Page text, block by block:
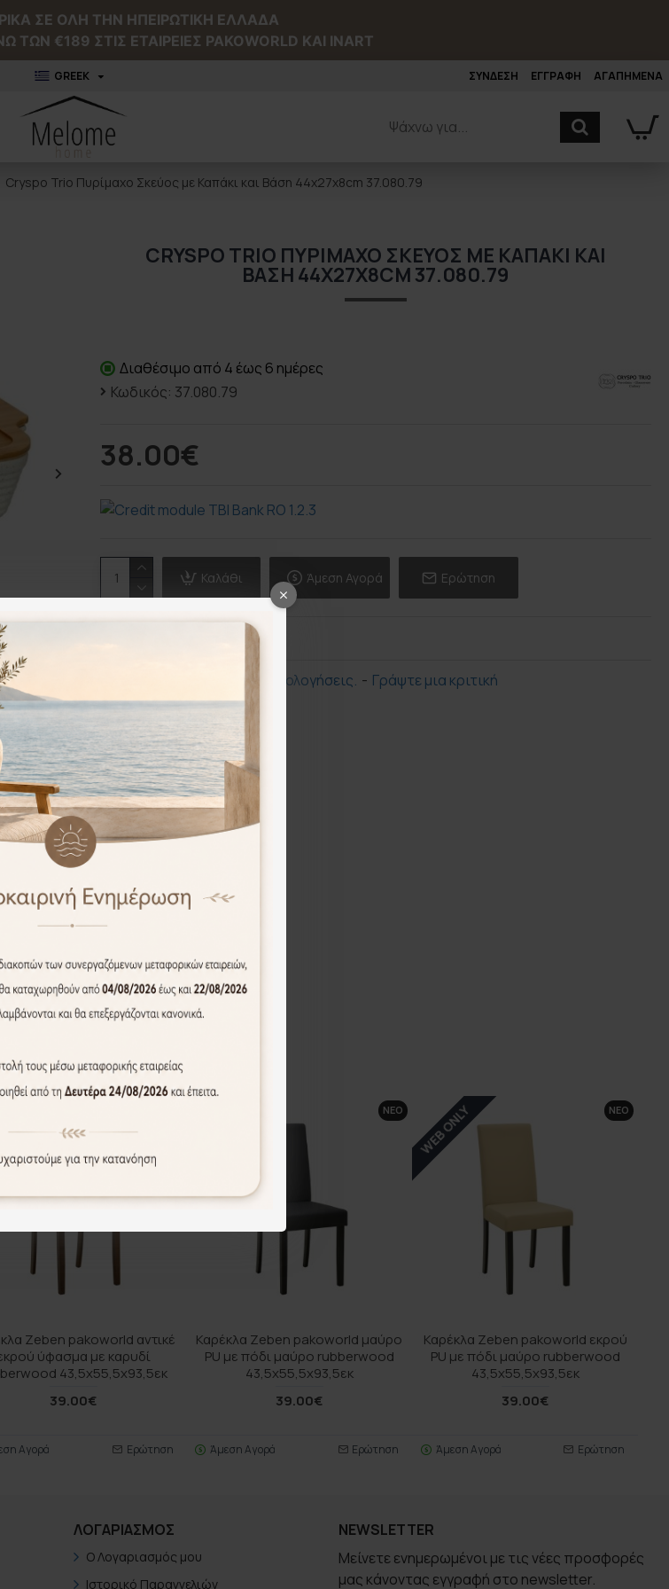
ΣΕ ΟΛΗ ΤΗΝ ΗΠΕΙΡΩΤΙΚΗ ΕΛΛΑΔΑ
ΤΩΝ €189 ΣΤΙΣ ΕΤΑΙΡΕΙΕΣ PAKOWORLD ΚΑΙ INART
GREEK ΣΥΝΔΕΣΗ ΕΓΓΡΑΦΗ ΑΓΑΠΗΜΕΝΑ
Cryspo Trio Πυρίμαχο Σκεύος με Καπάκι και Βάση 44x27x8cm 37.080.79
CRYSPO TRIO ΠΥΡΊΜΑΧΟ ΣΚΕΎΟΣ ΜΕ ΚΑΠΆΚΙ ΚΑΙ
ΒΆΣΗ 44X27X8CM 37.080.79
Διαθέσιμο από 4 έως 6 ημέρες
Κωδικός: 37.080.79
Σύμφωνα με 0 αξιολογήσεις. - Γράψτε μια κριτική
38.00€
Καλάθι Άμεση Αγορά Ερώτηση
Σύγκριση
Περιγραφή
ως βάση σερβιρίσματος).
τον φούρνο.
Προτίμηση Πελατών
Zeben pakoworld αντικέ
ύφασμα με καρυδί
43,5x55,5x93,5εκ
39.00€
Αγορά Ερώτηση
ΝΕΟ
Καρέκλα Zeben pakoworld μαύρο
PU με πόδι μαύρο rubberwood
43,5x55,5x93,5εκ
39.00€
Άμεση Αγορά Ερώτηση
ΝΕΟ
WEB ONLY
Καρέκλα Zeben pakoworld εκρού
PU με πόδι μαύρο rubberwood
43,5x55,5x93,5εκ
39.00€
Άμεση Αγορά Ερώτηση
ΛΟΓΑΡΙΑΣΜΟΣ
Ο Λογαριασμός μου
Ιστορικό Παραγγελιών
NEWSLETTER
Μείνετε ενημερωμένοι με τις νέες προσφορές
μας κάνοντας εγγραφή στο newsletter.